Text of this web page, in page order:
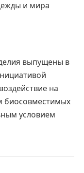
и мира
выпущены в
на
биосовместимых
условием